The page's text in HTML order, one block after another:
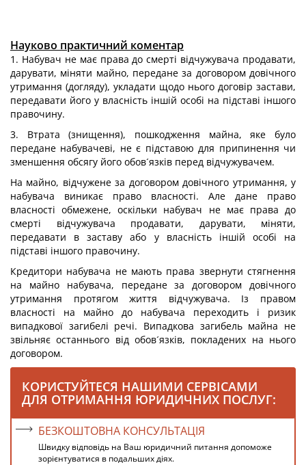
Науково практичний коментар
1. Набувач не має права до смерті відчужувача продавати,
дарувати, міняти майно, передане за договором довічного
утримання (догляду), укладати щодо нього договір застави,
передавати його у власність іншій особі на підставі іншого
правочину.
3. Втрата (знищення), пошкодження майна, яке було
передане набувачеві, не є підставою для припинення чи
зменшення обсягу його обов´язків перед відчужувачем.
На майно, відчужене за договором довічного утримання, у
набувача виникає право власності. Але дане право
власності обмежене, оскільки набувач не має права до
смерті відчужувача продавати, дарувати, міняти,
передавати в заставу або у власність іншій особі на
підставі іншого правочину.
Кредитори набувача не мають права звернути стягнення
на майно набувача, передане за договором довічного
утримання протягом життя відчужувача. Із правом
власності на майно до набувача переходить і ризик
випадкової загибелі речі. Випадкова загибель майна не
звільняє останнього від обов´язків, покладених на нього
договором.
КОРИСТУЙТЕСЯ НАШИМИ СЕРВІСАМИ
ДЛЯ ОТРИМАННЯ ЮРИДИЧНИХ ПОСЛУГ:
БЕЗКОШТОВНА КОНСУЛЬТАЦІЯ
Швидку відповідь на Ваш юридичний питання допоможе
зорієнтуватися в подальших діях.